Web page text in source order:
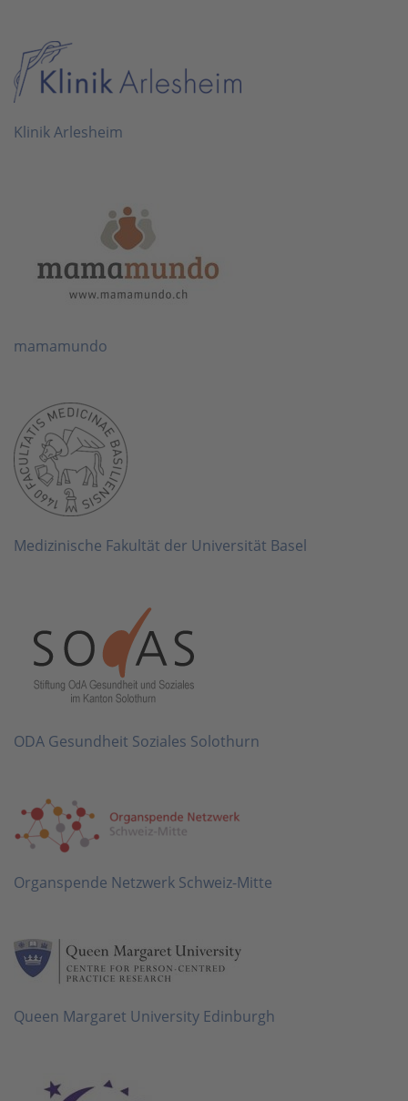
Klinik Arlesheim
mamamundo
Medizinische Fakultät der Universität Basel
ODA Gesundheit Soziales Solothurn
Organspende Netzwerk Schweiz-Mitte
Queen Margaret University Edinburgh